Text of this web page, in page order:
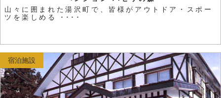
山々に囲まれた湯沢町で、皆様がアウトドア・スポー
ツを楽しめる ････
宿泊施設